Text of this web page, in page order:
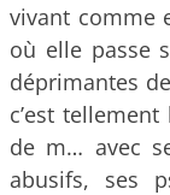
vivant comme
où elle passe
déprimantes de
c’est
de m… avec
abusifs, ses